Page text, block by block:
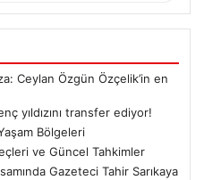
Ceylan Özgün Özçelik’in en
yıldızını transfer ediyor!
Bölgeleri
ve Güncel Tahkimler
Gazeteci Tahir Sarıkaya